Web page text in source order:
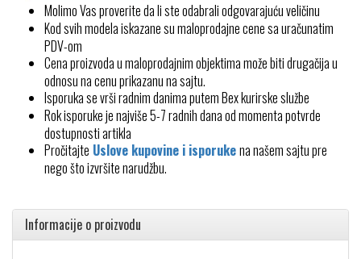
Molimo Vas proverite da li ste odabrali odgovarajuću veličinu
Kod svih modela iskazane su maloprodajne cene sa uračunatim
PDV-om
Cena proizvoda u maloprodajnim objektima može biti drugačija u
odnosu na cenu prikazanu na sajtu.
Isporuka se vrši radnim danima putem Bex kurirske službe
Rok isporuke je najviše 5-7 radnih dana od momenta potvrde
dostupnosti artikla
Pročitajte Uslove kupovine i isporukena našem sajtu pre
nego što izvršite narudžbu.
Informacije o proizvodu